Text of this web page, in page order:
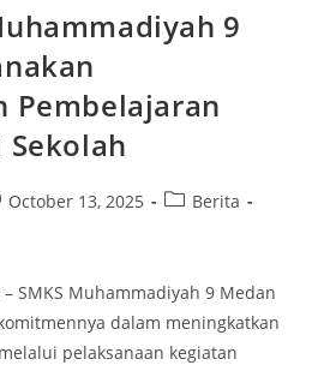
9
Pembelajaran
October 13, 2025
PostBerita
SMKS Muhammadiyah 9 Medan
dalam meningkatkan
pelaksanaan kegiatan